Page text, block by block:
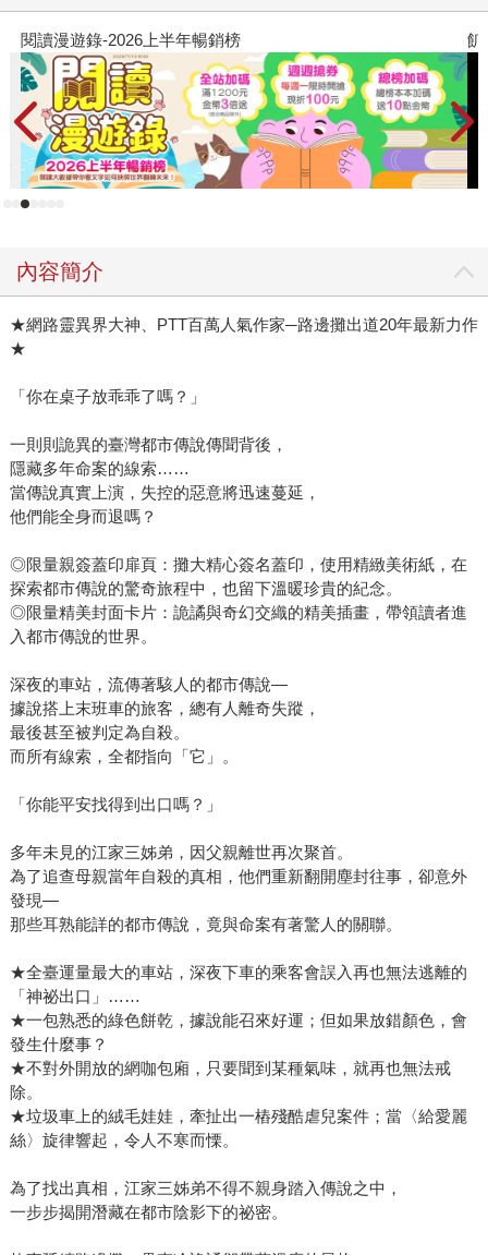
閱讀漫遊錄-2026上半年暢銷榜 飢
內容簡介
★網路靈異界大神、PTT百萬人氣作家─路邊攤出道20年最新力作
★
「你在桌子放乖乖了嗎？」
一則則詭異的臺灣都市傳說傳聞背後，
隱藏多年命案的線索……
當傳說真實上演，失控的惡意將迅速蔓延，
他們能全身而退嗎？
◎限量親簽蓋印扉頁：攤大精心簽名蓋印，使用精緻美術紙，在
探索都市傳說的驚奇旅程中，也留下溫暖珍貴的紀念。
◎限量精美封面卡片：詭譎與奇幻交織的精美插畫，帶領讀者進
入都市傳說的世界。
深夜的車站，流傳著駭人的都市傳說—
據說搭上末班車的旅客，總有人離奇失蹤，
最後甚至被判定為自殺。
而所有線索，全都指向「它」。
「你能平安找得到出口嗎？」
多年未見的江家三姊弟，因父親離世再次聚首。
為了追查母親當年自殺的真相，他們重新翻開塵封往事，卻意外
發現—
那些耳熟能詳的都市傳說，竟與命案有著驚人的關聯。
★全臺運量最大的車站，深夜下車的乘客會誤入再也無法逃離的
「神祕出口」……
★一包熟悉的綠色餅乾，據說能召來好運；但如果放錯顏色，會
發生什麼事？
★不對外開放的網咖包廂，只要聞到某種氣味，就再也無法戒
除。
★垃圾車上的絨毛娃娃，牽扯出一樁殘酷虐兒案件；當〈給愛麗
絲〉旋律響起，令人不寒而慄。
為了找出真相，江家三姊弟不得不親身踏入傳說之中，
一步步揭開潛藏在都市陰影下的祕密。